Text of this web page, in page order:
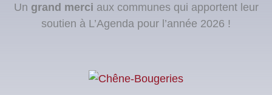
Un grand merci aux communes qui apportent leur
soutien à L’Agenda pour l’année 2026 !